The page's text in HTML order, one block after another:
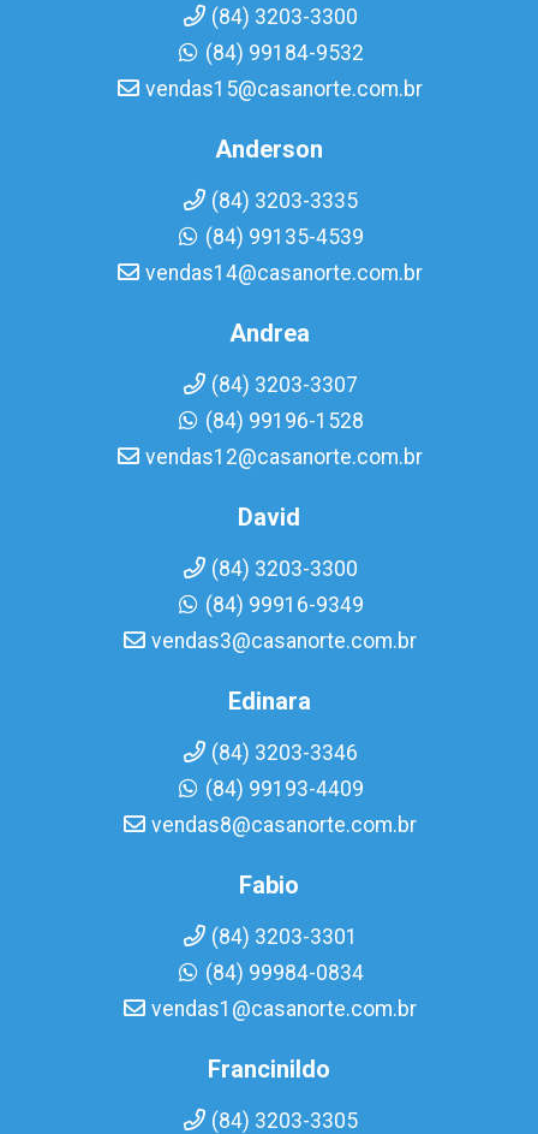
(84) 3203-3300
(84) 99184-9532
vendas15@casanorte.com.br
Anderson
(84) 3203-3335
(84) 99135-4539
vendas14@casanorte.com.br
Andrea
(84) 3203-3307
(84) 99196-1528
vendas12@casanorte.com.br
David
(84) 3203-3300
(84) 99916-9349
vendas3@casanorte.com.br
Edinara
(84) 3203-3346
(84) 99193-4409
vendas8@casanorte.com.br
Fabio
(84) 3203-3301
(84) 99984-0834
vendas1@casanorte.com.br
Francinildo
(84) 3203-3305